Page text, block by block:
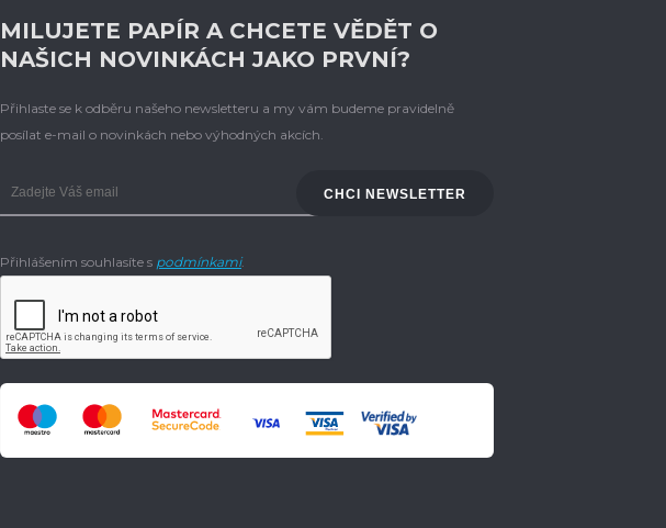
MILUJETE PAPÍR A CHCETE VĚDĚT O
NAŠICH NOVINKÁCH JAKO PRVNÍ?
Přihlaste se k odběru našeho newsletteru a my vám budeme pravidelně
posílat e-mail o novinkách nebo výhodných akcích.
CHCI NEWSLETTER
Přihlášením souhlasíte s podmínkami.